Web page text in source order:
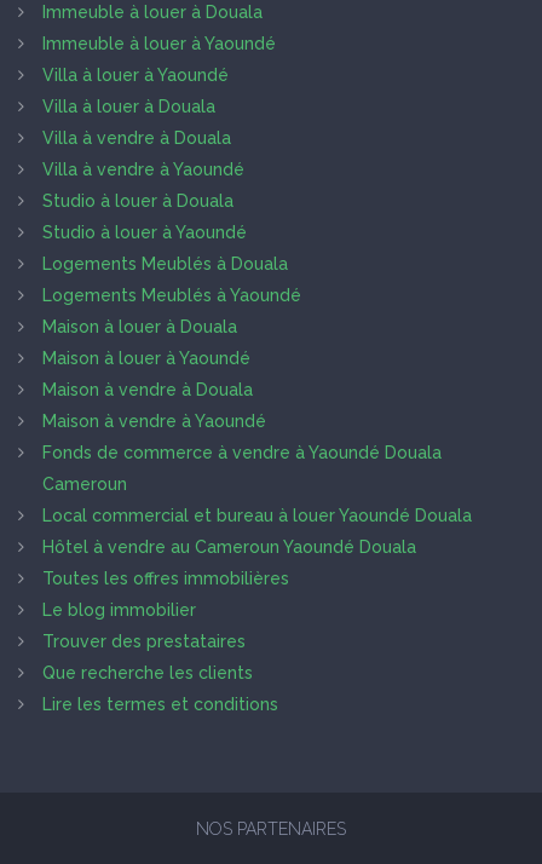
Immeuble à louer à Douala
Immeuble à louer à Yaoundé
Villa à louer à Yaoundé
Villa à louer à Douala
Villa à vendre à Douala
Villa à vendre à Yaoundé
Studio à louer à Douala
Studio à louer à Yaoundé
Logements Meublés à Douala
Logements Meublés à Yaoundé
Maison à louer à Douala
Maison à louer à Yaoundé
Maison à vendre à Douala
Maison à vendre à Yaoundé
Fonds de commerce à vendre à Yaoundé Douala
Cameroun
Local commercial et bureau à louer Yaoundé Douala
Hôtel à vendre au Cameroun Yaoundé Douala
Toutes les offres immobilières
Le blog immobilier
Trouver des prestataires
Que recherche les clients
Lire les termes et conditions
NOS PARTENAIRES